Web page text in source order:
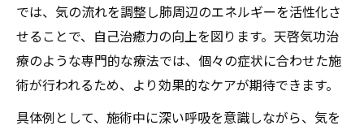
では、気の流れを調整し肺周辺のエネルギーを活性化さ
せることで、自己治癒力の向上を図ります。天啓気功治
療のような専門的な療法では、個々の症状に合わせた施
術が行われるため、より効果的なケアが期待できます。
具体例として、施術中に深い呼吸を意識しながら、気を